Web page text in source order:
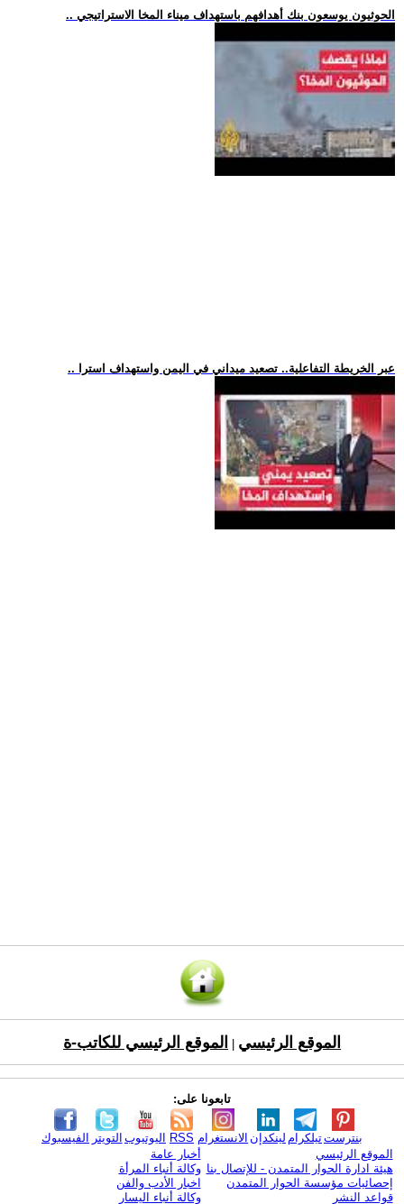
.. الحوثيون يوسعون بنك أهدافهم باستهداف ميناء المخا الاستراتيجي
.. عبر الخريطة التفاعلية.. تصعيد ميداني في اليمن واستهداف استرا
الموقع الرئيسي الموقع الرئيسي للكاتب-ة
تابعونا على:
الفيسبوك التويتر اليوتيوب RSS الانستغرام لينكدإن تيلكرامبنترست
الموقع الرئيسي
هيئة ادارة الحوار المتمدن - للإتصال بنا
إحصائيات مؤسسة الحوار المتمدن
قواعد النشر
أخبار عامة
وكالة أنباء المرأة
اخبار الأدب والفن
وكالة أنباء اليسار